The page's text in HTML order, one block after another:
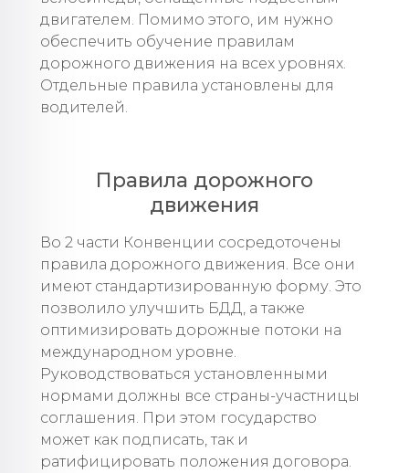
двигателем. Помимо этого, им нужно
обеспечить обучение правилам
дорожного движения на всех уровнях.
Отдельные правила установлены для
водителей.
Правила дорожного
движения
Во 2 части Конвенции сосредоточены
правила дорожного движения. Все они
имеют стандартизированную форму. Это
позволило улучшить БДД, а также
оптимизировать дорожные потоки на
международном уровне.
Руководствоваться установленными
нормами должны все страны-участницы
соглашения. При этом государство
может как подписать, так и
ратифицировать положения договора.